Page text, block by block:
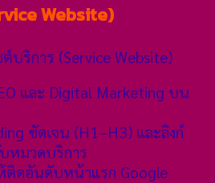
Website)
และ Digital Marketing บน
ชัดเจน (H1–H3) และลิงก์
หมวดบริการ
ติดอันดับหน้าแรก Google